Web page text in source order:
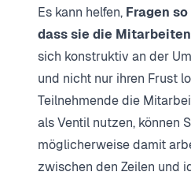
Es kann helfen, Fragen
dass sie die
sich konstruktiv an der
und nicht nur ihren Frust
Teilnehmende die
als Ventil nutzen, können
möglicherweise damit
zwischen den Zeilen und